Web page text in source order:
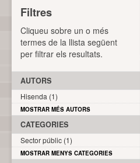
Filtres
Cliqueu sobre un o més
termes de la llista següent
per filtrar els resultats.
AUTORS
Hisenda (1)
MOSTRAR MÉS AUTORS
CATEGORIES
Sector públic (1)
MOSTRAR MENYS CATEGORIES